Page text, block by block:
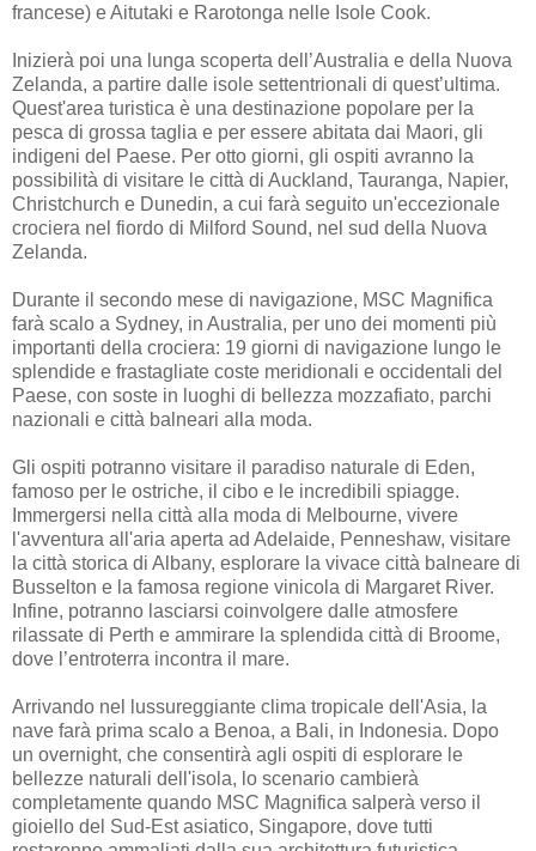
francese) e Aitutaki e Rarotonga nelle Isole Cook.
Inizierà poi una lunga scoperta dell’Australia e della Nuova
Zelanda, a partire dalle isole settentrionali di quest’ultima.
Quest'area turistica è una destinazione popolare per la
pesca di grossa taglia e per essere abitata dai Maori, gli
indigeni del Paese. Per otto giorni, gli ospiti avranno la
possibilità di visitare le città di Auckland, Tauranga, Napier,
Christchurch e Dunedin, a cui farà seguito un'eccezionale
crociera nel fiordo di Milford Sound, nel sud della Nuova
Zelanda.
Durante il secondo mese di navigazione, MSC Magnifica
farà scalo a Sydney, in Australia, per uno dei momenti più
importanti della crociera: 19 giorni di navigazione lungo le
splendide e frastagliate coste meridionali e occidentali del
Paese, con soste in luoghi di bellezza mozzafiato, parchi
nazionali e città balneari alla moda.
Gli ospiti potranno visitare il paradiso naturale di Eden,
famoso per le ostriche, il cibo e le incredibili spiagge.
Immergersi nella città alla moda di Melbourne, vivere
l'avventura all'aria aperta ad Adelaide, Penneshaw, visitare
la città storica di Albany, esplorare la vivace città balneare di
Busselton e la famosa regione vinicola di Margaret River.
Infine, potranno lasciarsi coinvolgere dalle atmosfere
rilassate di Perth e ammirare la splendida città di Broome,
dove l’entroterra incontra il mare.
Arrivando nel lussureggiante clima tropicale dell'Asia, la
nave farà prima scalo a Benoa, a Bali, in Indonesia. Dopo
un overnight, che consentirà agli ospiti di esplorare le
bellezze naturali dell'isola, lo scenario cambierà
completamente quando MSC Magnifica salperà verso il
gioiello del Sud-Est asiatico, Singapore, dove tutti